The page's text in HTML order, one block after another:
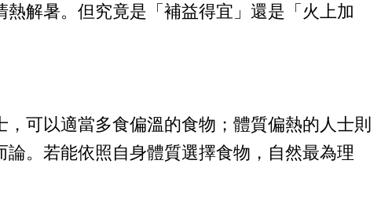
解暑。但究竟是「補益得宜」還是「火上加
可以適當多食偏溫的食物；體質偏熱的人士則
。若能依照自身體質選擇食物，自然最為理